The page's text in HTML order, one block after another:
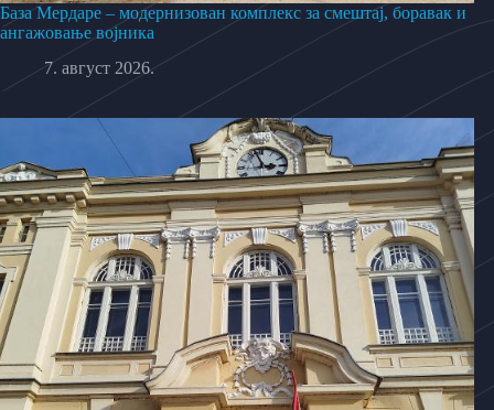
База Мердаре – модернизован комплекс за смештај, боравак и
ангажовање војника
7. август 2026.